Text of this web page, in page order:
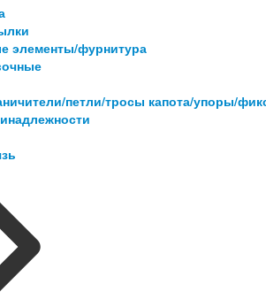
элементы/фурнитура
петли/тросы капота/упоры/